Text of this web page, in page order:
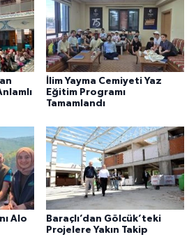
İlim Yayma Cemiyeti Yaz
Eğitim Programı
Tamamlandı
Alo
Baraçlı’dan Gölcük’teki
Projelere Yakın Takip